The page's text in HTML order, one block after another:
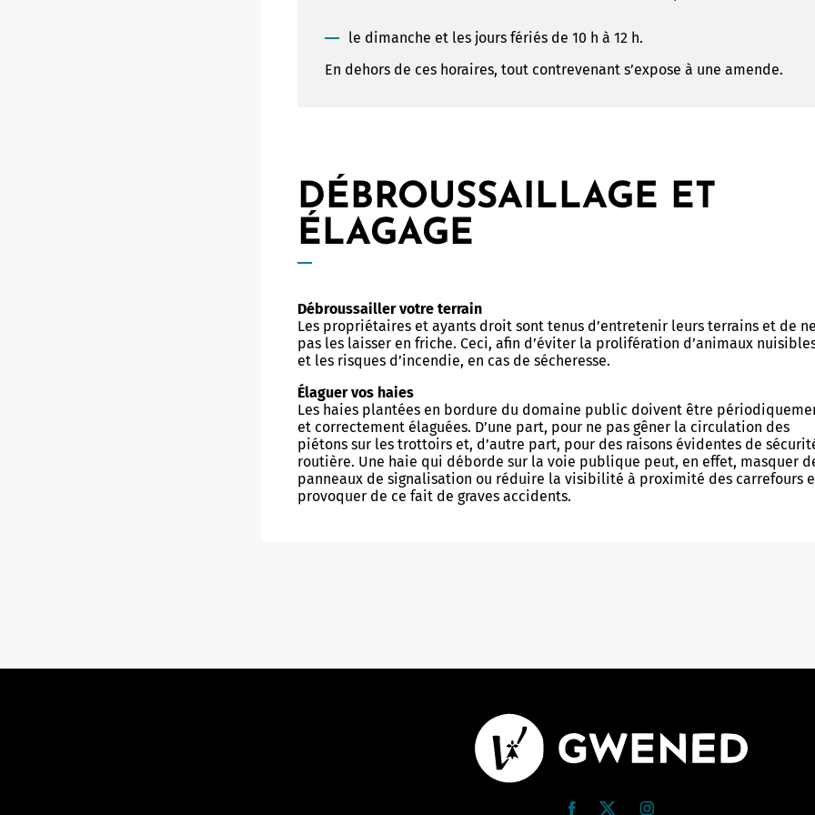
le dimanche et les jours fériés de 10 h à 12 h.
En dehors de ces horaires, tout contrevenant s’expose à une amende.
DÉBROUSSAILLAGE ET
ÉLAGAGE
Débroussailler votre terrain
Les propriétaires et ayants droit sont tenus d’entretenir leurs terrains et de
pas les laisser en friche. Ceci, afin d’éviter la prolifération d’animaux
et les risques d’incendie, en cas de sécheresse.
Élaguer vos haies
Les haies plantées en bordure du domaine public doivent être
et correctement élaguées. D’une part, pour ne pas gêner la circulation des
piétons sur les trottoirs et, d’autre part, pour des raisons évidentes de
routière. Une haie qui déborde sur la voie publique peut, en effet, masquer
panneaux de signalisation ou réduire la visibilité à proximité des carrefours
provoquer de ce fait de graves accidents.